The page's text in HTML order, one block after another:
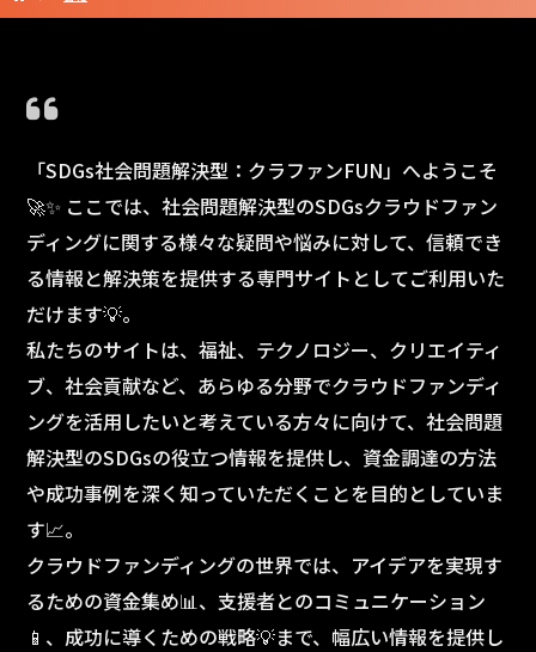
「SDGs社会問題解決型：クラファンFUN」へようこそ
🚀✨ ここでは、社会問題解決型のSDGsクラウドファン
ディングに関する様々な疑問や悩みに対して、信頼でき
る情報と解決策を提供する専門サイトとしてご利用いた
だけます💡。
私たちのサイトは、福祉、テクノロジー、クリエイティ
ブ、社会貢献など、あらゆる分野でクラウドファンディ
ングを活用したいと考えている方々に向けて、社会問題
解決型のSDGsの役立つ情報を提供し、資金調達の方法
や成功事例を深く知っていただくことを目的としていま
す📈。
クラウドファンディングの世界では、アイデアを実現す
るための資金集め📊、支援者とのコミュニケーション
📱、成功に導くための戦略💡まで、幅広い情報を提供し